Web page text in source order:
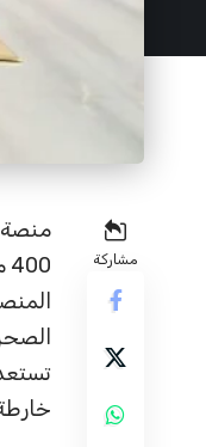
مشاركة
منصة
400 مصمم من مختلف إمارات الدولة.